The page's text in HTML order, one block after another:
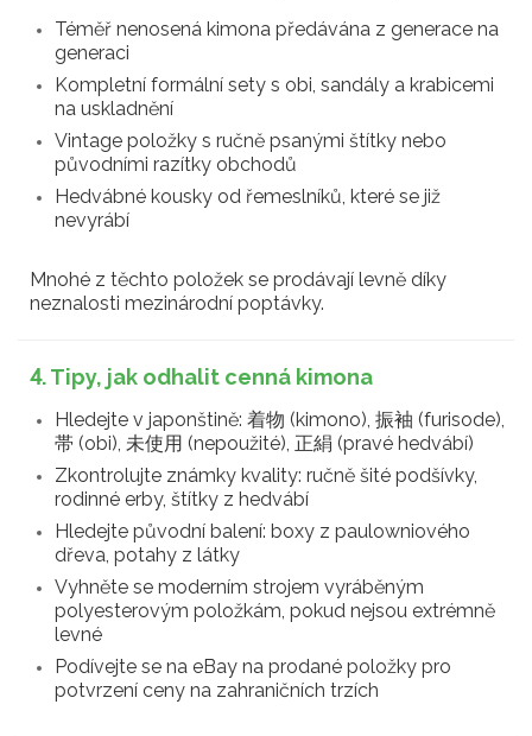
Téměř nenosená kimona předávána z generace na
generaci
Kompletní formální sety s obi, sandály a krabicemi
na uskladnění
Vintage položky s ručně psanými štítky nebo
původními razítky obchodů
Hedvábné kousky od řemeslníků, které se již
nevyrábí
Mnohé z těchto položek se prodávají levně díky
neznalosti mezinárodní poptávky.
4. Tipy, jak odhalit cenná kimona
Hledejte v japonštině: 着物 (kimono), 振袖 (furisode),
帯 (obi), 未使用 (nepoužité), 正絹 (pravé hedvábí)
Zkontrolujte známky kvality: ručně šité podšívky,
rodinné erby, štítky z hedvábí
Hledejte původní balení: boxy z paulowniového
dřeva, potahy z látky
Vyhněte se moderním strojem vyráběným
polyesterovým položkám, pokud nejsou extrémně
levné
Podívejte se na eBay na prodané položky pro
potvrzení ceny na zahraničních trzích